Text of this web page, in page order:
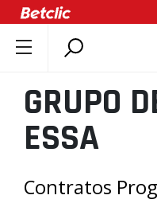
DOCUMENTOS
ÚLTIMAS
ASSOCIAÇÕES
GRUPO
ESSA
Contratos